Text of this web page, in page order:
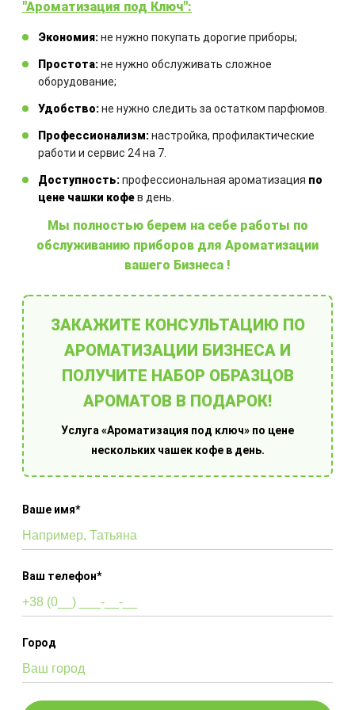
Выберите готовое решение
Ароматизация под
ключ
Услуга "Ароматизация под ключ" – это
практическое решение для системных
хороший аромат в своем помещении, а все
оборудования
"Ароматизация под Ключ":
Экономия:не нужно покупать дорогие приборы;
Простота:не нужно обслуживать сложное
оборудование;
Удобство:не нужно следить за остатком парфюмов.
Профессионализм:настройка, профилактические
работи и сервис 24 на 7.
Доступность:профессиональная ароматизация по
цене чашки кофев день.
Мы полностью берем на себе работы по
обслуживанию приборов для Ароматизации
вашего Бизнеса !
ЗАКАЖИТЕ КОНСУЛЬТАЦИЮ ПО
АРОМАТИЗАЦИИ БИЗНЕСА И
ПОЛУЧИТЕ НАБОР ОБРАЗЦОВ
АРОМАТОВ В ПОДАРОК!
Услуга «Ароматизация под ключ» по цене
нескольких чашек кофе в день.
Ваше имя*
Ваш телефон*
Город